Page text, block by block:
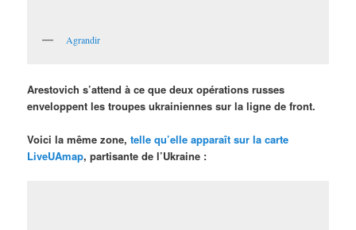
Agrandir
Arestovich s’attend à ce que deux opérations russes
enveloppent les troupes ukrainiennes sur la ligne de front.
Voici la même zone,telle qu’elle apparaît sur la carte
LiveUAmap, partisante de l’Ukraine :